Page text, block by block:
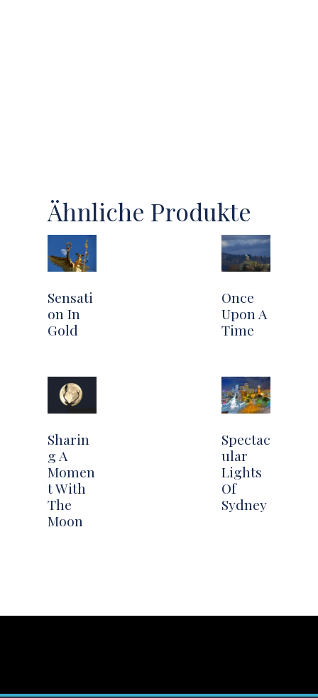
Ähnliche Produkte
Sensati
on In
Gold
Once
Upon A
Time
Sharin
g A
Momen
t With
The
Moon
Spectac
ular
Lights
Of
Sydney